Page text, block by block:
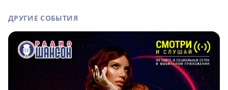
ДРУГИЕ СОБЫТИЯ